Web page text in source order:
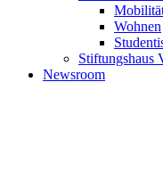
Wohnen
Stiftungshaus
Newsroom